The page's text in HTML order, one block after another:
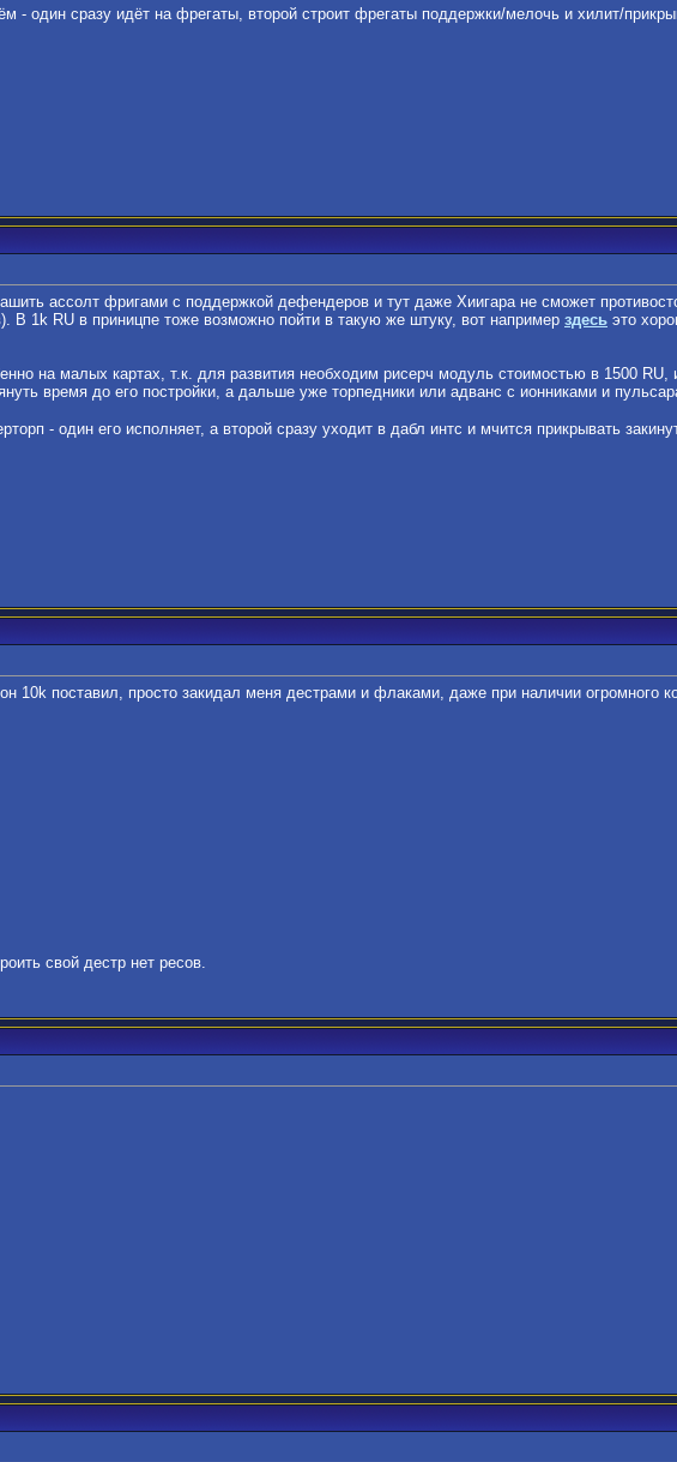
- один сразу идёт на фрегаты, второй строит фрегаты поддержки/мелочь и хилит/
ассолт фригами с поддержкой дефендеров и тут даже Хиигара не сможет
В 1k RU в приницпе тоже возможно пойти в такую же штуку, вот например здесь это
на малых картах, т.к. для развития необходим рисерч модуль стоимостью в 1500 RU,
время до его постройки, а дальше уже торпедники или адванс с ионниками и
- один его исполняет, а второй сразу уходит в дабл интс и мчится прикрывать
10k поставил, просто закидал меня дестрами и флаками, даже при наличии огромного
свой дестр нет ресов.